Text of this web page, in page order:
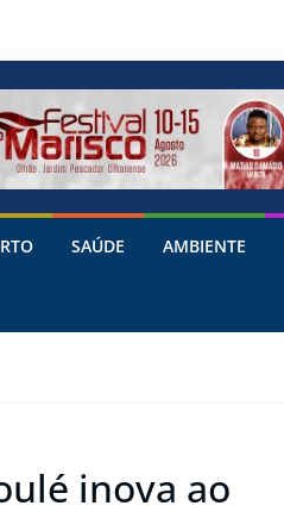
SAÚDE AMBIENTE
inova ao